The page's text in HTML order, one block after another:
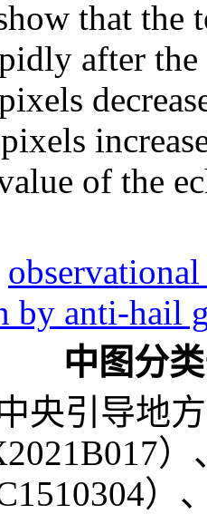
that the
after
of the
by anti-hail
中图分
央引导地